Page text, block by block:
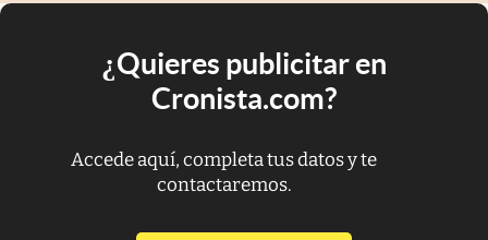
¿Quieres publicitar en
Cronista.com?
Accede aquí, completa tus datos y te
contactaremos.